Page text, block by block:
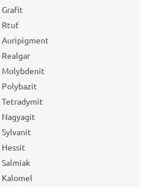
Grafit
Rtuť
Auripigment
Realgar
Molybdenit
Polybazit
Tetradymit
Nagyagit
Sylvanit
Hessit
Salmiak
Kalomel